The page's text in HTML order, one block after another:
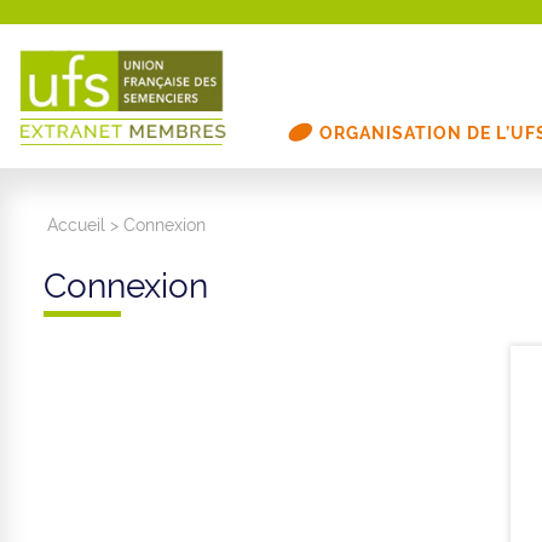
ORGANISATION DE
Accueil >Connexion
Connexion